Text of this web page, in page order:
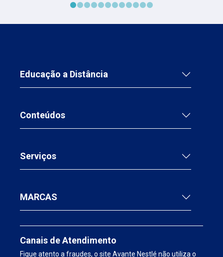
casos clínicos.Explore a importância da triagem
e desenvolva estratégias para garantir a
Educação a Distância
Conteúdos
Serviços
MARCAS
Canais de Atendimento
Fique atento a fraudes, o site Avante Nestlé não utiliza o